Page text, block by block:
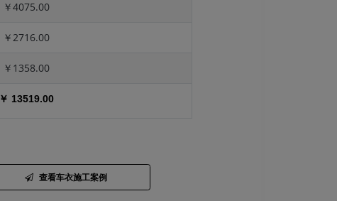
￥4075.00
￥2716.00
￥1358.00
￥ 13519.00
查看车衣施工案例